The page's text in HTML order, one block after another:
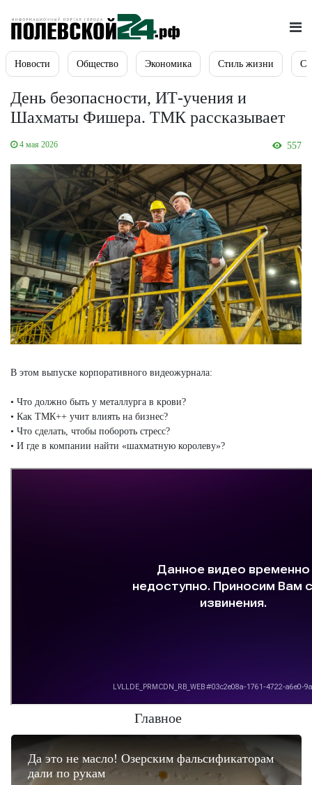
Новости Общество Экономика Стиль жизни
День безопасности, ИТ-учения и
Шахматы Фишера. ТМК рассказывает
4 мая 2026 557
В этом выпуске корпоративного видеожурнала:
• Что должно быть у металлурга в крови?
• Как ТМК++ учит влиять на бизнес?
• Что сделать, чтобы побороть стресс?
• И где в компании найти «шахматную королеву»?
Главное
Да это не масло! Озерским фальсификаторам
дали по рукам